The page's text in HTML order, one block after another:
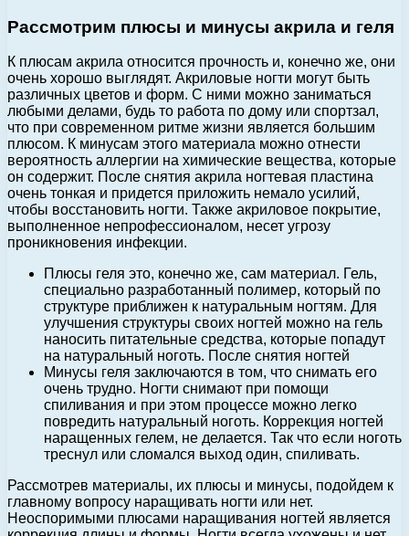
Рассмотрим плюсы и минусы акрила и геля
К плюсам акрила относится прочность и, конечно же, они
очень хорошо выглядят. Акриловые ногти могут быть
различных цветов и форм. С ними можно заниматься
любыми делами, будь то работа по дому или спортзал,
что при современном ритме жизни является большим
плюсом. К минусам этого материала можно отнести
вероятность аллергии на химические вещества, которые
он содержит. После снятия акрила ногтевая пластина
очень тонкая и придется приложить немало усилий,
чтобы восстановить ногти. Также акриловое покрытие,
выполненное непрофессионалом, несет угрозу
проникновения инфекции.
Плюсы геля это, конечно же, сам материал. Гель,
специально разработанный полимер, который по
структуре приближен к натуральным ногтям. Для
улучшения структуры своих ногтей можно на гель
наносить питательные средства, которые попадут
на натуральный ноготь. После снятия ногтей
Минусы геля заключаются в том, что снимать его
очень трудно. Ногти снимают при помощи
спиливания и при этом процессе можно легко
повредить натуральный ноготь. Коррекция ногтей
наращенных гелем, не делается. Так что если ноготь
треснул или сломался выход один, спиливать.
Рассмотрев материалы, их плюсы и минусы, подойдем к
главному вопросу наращивать ногти или нет.
Неоспоримыми плюсами наращивания ногтей является